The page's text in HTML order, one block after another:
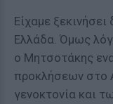
Είχαμε
Ελλάδα. Όμως
ο Μητσοτάκης
προκλήσεων στο
γενοκτονία και